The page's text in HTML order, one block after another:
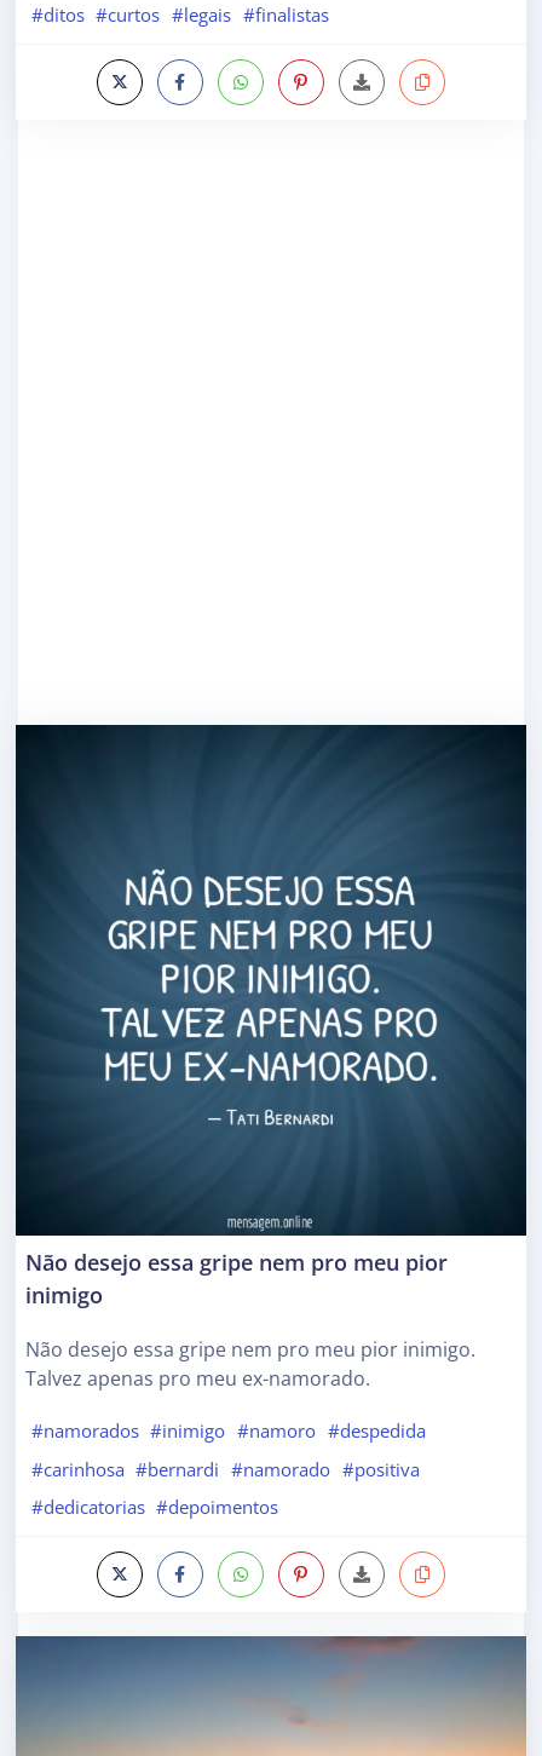
#ditos #curtos #legais #finalistas
Não desejo essa gripe nem pro meu pior
inimigo
Não desejo essa gripe nem pro meu pior inimigo.
Talvez apenas pro meu ex-namorado.
#namorados #inimigo #namoro #despedida
#carinhosa #bernardi #namorado #positiva
#dedicatorias #depoimentos